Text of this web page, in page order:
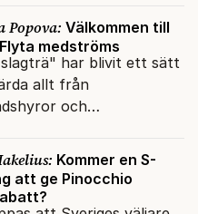
Popova: Välkommen till
medströms
har blivit ett sätt
allt från
och
Kommer en S-
att ge Pinocchio